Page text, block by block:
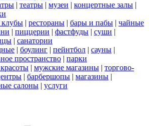
| театры | музеи | концертные залы |
| рестораны | бары и пабы | чайные
| пиццерии | фастфуды | суши |
| санатории
| боулинг | пейнтбол | сауны |
пространство | парки
| мужские магазины | торгово-
| барбершопы | магазины |
салоны | услуги